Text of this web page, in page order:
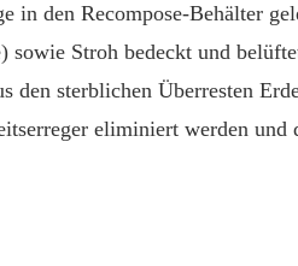
in den Recompose-Behälter
Stroh bedeckt und
sterblichen Überresten
eliminiert werden und